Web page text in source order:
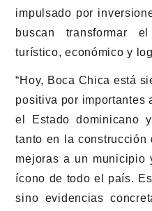
impulsado por
buscan transformar
turístico, económico y
“Hoy, Boca Chica está
positiva por importantes
el Estado dominicano
tanto en la construcción
mejoras a un
ícono de todo el país.
sino evidencias